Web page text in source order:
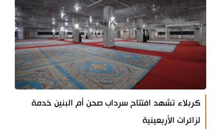
كربلاء تشهد افتتاح سرداب صحن أم البنين خدمة
لزائرات الأربعينية